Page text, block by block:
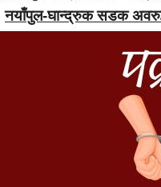
नयाँपुल-घान्द्रुक सडक